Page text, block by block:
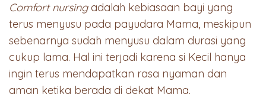
Comfort nursingadalah kebiasaan bayi yang
terus menyusu pada payudara Mama, meskipun
sebenarnya sudah menyusu dalam durasi yang
cukup lama. Hal ini terjadi karena si Kecil hanya
ingin terus mendapatkan rasa nyaman dan
aman ketika berada di dekat Mama.